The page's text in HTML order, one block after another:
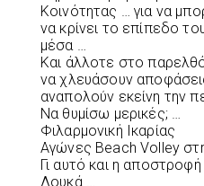
Κοινότητας … για να
να κρίνει το επίπεδο
μέσα …
Και άλλοτε στο
να χλευάσουν
αναπολούν εκείνη την
Να θυμίσω μερικές; …
Φιλαρμονική Ικαρίας
Αγώνες Beach Volley
Γι αυτό και η
Λουκά …